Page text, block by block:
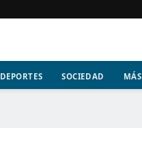
DEPORTES SOCIEDAD MÁS